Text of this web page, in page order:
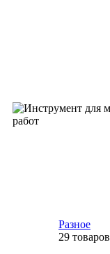
Разное
29 товаров